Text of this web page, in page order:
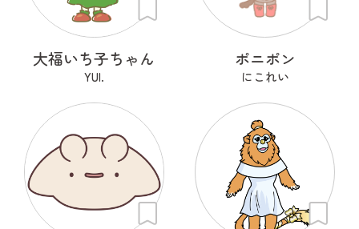
大福いち子ちゃん
YUI.
ポニポン
にこれい